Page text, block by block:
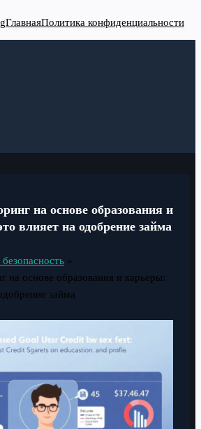
ГлавнаяПолитика конфиденциальности
на основе образования и
влияет на одобрение займа
на основе образования и карьеры:
займа